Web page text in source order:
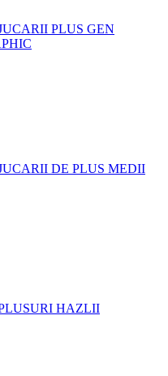
PLUS GEN
DE PLUS MEDII
HAZLII